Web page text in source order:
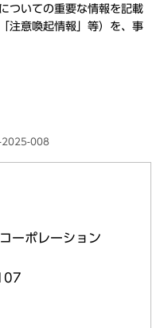
ついての重要な情報を記載
注意喚起情報」等）を、事
2025-008
ーポレーション